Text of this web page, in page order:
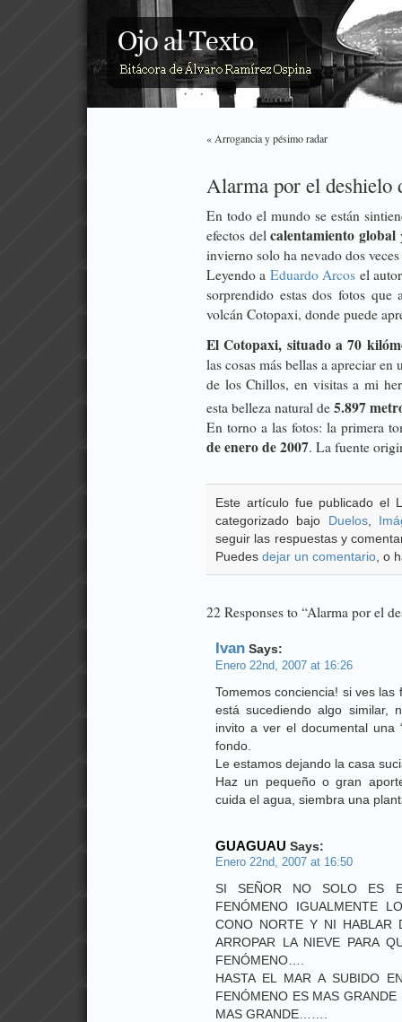
« Arrogancia y pésimo radar
Alarma por el deshielo
En todo el mundo se están
efectos delcalentamiento global
invierno solo ha nevado dos
Leyendo a Eduardo Arcos el
sorprendido estas dos fotos
volcán Cotopaxi, donde puede
El Cotopaxi, situado a 70
las cosas más bellas a apreciar
de los Chillos, en visitas a mi
esta belleza natural de 5.897
En torno a las fotos: la primera
de enero de 2007. La fuente
Este artículo fue publicado el
categorizado bajo Duelos,
seguir las respuestas y
Puedes dejar un comentario , o
22 Responses to “Alarma por el
Ivan Says:
Enero 22nd, 2007 at 16:26
Tomemos conciencia! si ves
está sucediendo algo similar,
invito a ver el documental una
fondo.
Le estamos dejando la casa
Haz un pequeño o gran
cuida el agua, siembra una
GUAGUAU Says:
Enero 22nd, 2007 at 16:50
SI SEÑOR NO SOLO ES
FENÓMENO IGUALMENTE
CONO NORTE Y NI HABLAR
ARROPAR LA NIEVE PARA
FENÓMENO….
HASTA EL MAR A SUBIDO
FENÓMENO ES MAS
MAS GRANDE…….